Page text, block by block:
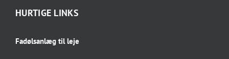
HURTIGE LINKS
Fadølsanlæg til leje